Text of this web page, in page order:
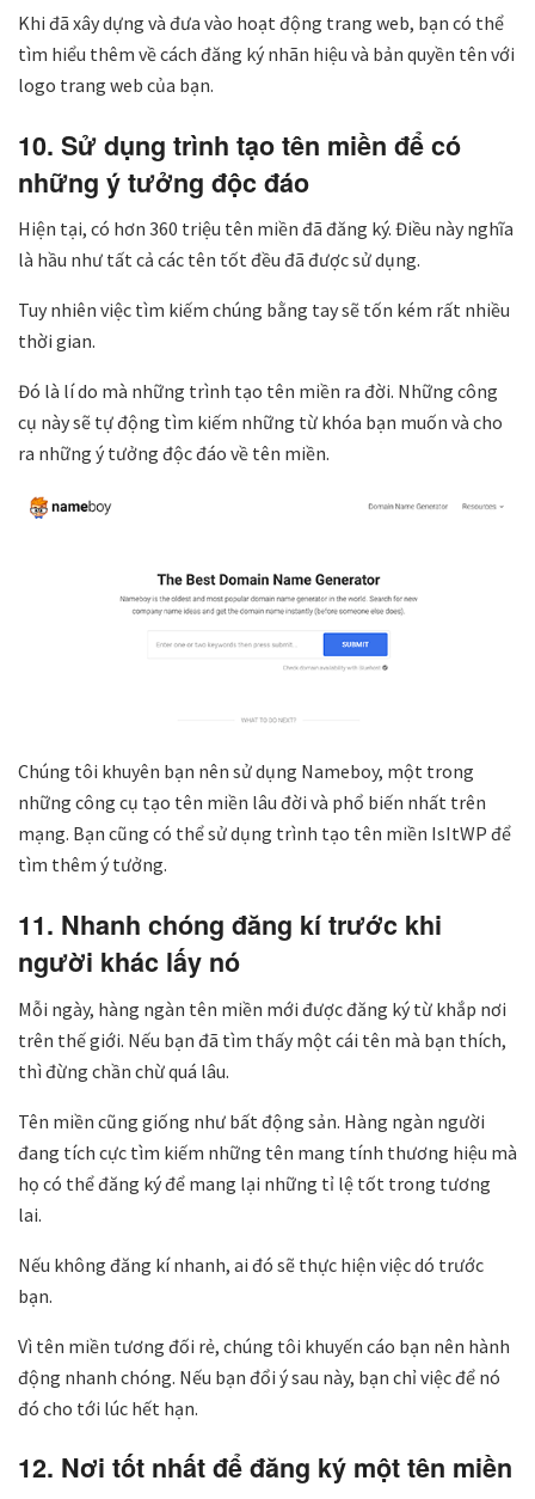
Khi đã xây dựng và đưa vào hoạt động trang web, bạn có thể
tìm hiểu thêm về cách đăng ký nhãn hiệu và bản quyền tên với
logo trang web của bạn.
10. Sử dụng trình tạo tên miền để có
những ý tưởng độc đáo
Hiện tại, có hơn 360 triệu tên miền đã đăng ký. Điều này nghĩa
là hầu như tất cả các tên tốt đều đã được sử dụng.
Tuy nhiên việc tìm kiếm chúng bằng tay sẽ tốn kém rất nhiều
thời gian.
Đó là lí do mà những trình tạo tên miền ra đời. Những công
cụ này sẽ tự động tìm kiếm những từ khóa bạn muốn và cho
ra những ý tưởng độc đáo về tên miền.
Chúng tôi khuyên bạn nên sử dụng Nameboy, một trong
những công cụ tạo tên miền lâu đời và phổ biến nhất trên
mạng. Bạn cũng có thể sử dụng trình tạo tên miền IsItWP để
tìm thêm ý tưởng.
11. Nhanh chóng đăng kí trước khi
người khác lấy nó
Mỗi ngày, hàng ngàn tên miền mới được đăng ký từ khắp nơi
trên thế giới. Nếu bạn đã tìm thấy một cái tên mà bạn thích,
thì đừng chần chừ quá lâu.
Tên miền cũng giống như bất động sản. Hàng ngàn người
đang tích cực tìm kiếm những tên mang tính thương hiệu mà
họ có thể đăng ký để mang lại những tỉ lệ tốt trong tương
lai.
Nếu không đăng kí nhanh, ai đó sẽ thực hiện việc dó trước
bạn.
Vì tên miền tương đối rẻ, chúng tôi khuyến cáo bạn nên hành
động nhanh chóng. Nếu bạn đổi ý sau này, bạn chỉ việc để nó
đó cho tới lúc hết hạn.
12. Nơi tốt nhất để đăng ký một tên miền